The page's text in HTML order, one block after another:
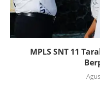
MPLS SNT 11